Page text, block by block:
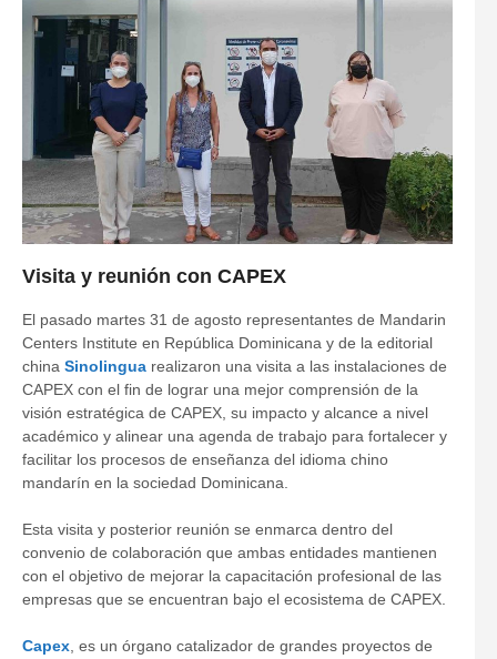
Visita y reunión con CAPEX
El pasado martes 31 de agosto representantes de Mandarin
Centers Institute en República Dominicana y de la editorial
china Sinolingua realizaron una visita a las instalaciones de
CAPEX con el fin de lograr una mejor comprensión de la
visión estratégica de CAPEX, su impacto y alcance a nivel
académico y alinear una agenda de trabajo para fortalecer y
facilitar los procesos de enseñanza del idioma chino
mandarín en la sociedad Dominicana.
Esta visita y posterior reunión se enmarca dentro del
convenio de colaboración que ambas entidades mantienen
con el objetivo de mejorar la capacitación profesional de las
empresas que se encuentran bajo el ecosistema de CAPEX.
Capex, es un órgano catalizador de grandes proyectos de